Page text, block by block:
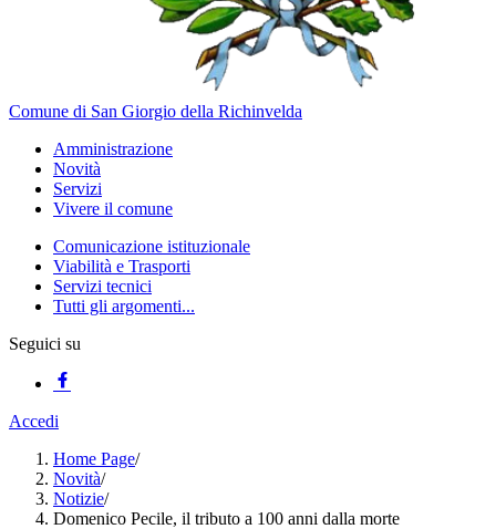
Comune di San Giorgio della Richinvelda
Amministrazione
Novità
Servizi
Vivere il comune
Comunicazione istituzionale
Viabilità e Trasporti
Servizi tecnici
Tutti gli argomenti...
Seguici su
Accedi
Home Page/
Novità/
Notizie/
Domenico Pecile, il tributo a 100 anni dalla morte